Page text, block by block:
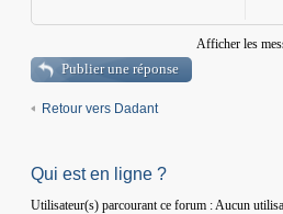
Afficher les
Publier une réponse
Retour vers Dadant
Qui est en ligne ?
Utilisateur(s) parcourant ce forum : Aucun